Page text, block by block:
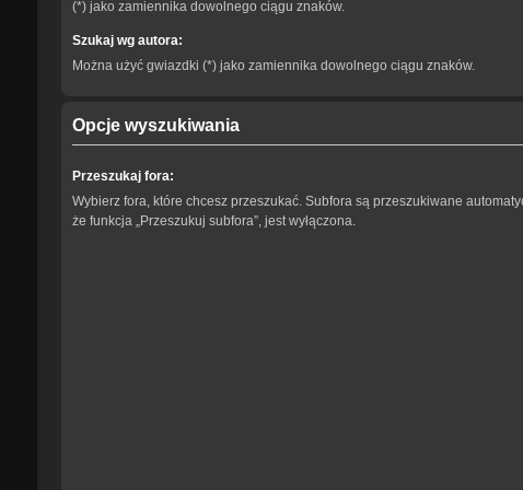
(*) jako zamiennika dowolnego ciągu znaków.
Szukaj wg autora:
Można użyć gwiazdki (*) jako zamiennika dowolnego ciągu znaków.
Opcje wyszukiwania
Przeszukaj fora:
Wybierz fora, które chcesz przeszukać. Subfora są przeszukiwane
że funkcja „Przeszukuj subfora”, jest wyłączona.